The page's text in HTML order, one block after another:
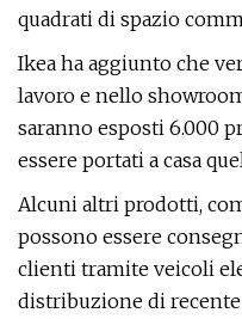
quadrati di spazio
Ikea ha aggiunto che
lavoro e nello
saranno esposti 6.000
essere portati a casa
Alcuni altri prodotti,
possono essere
clienti tramite veicoli
distribuzione di